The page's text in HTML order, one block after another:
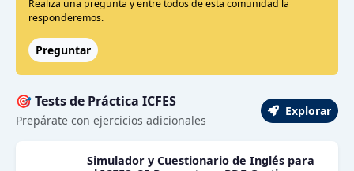
Realiza una pregunta y entre todos de esta comunidad la
responderemos.
Preguntar
🎯 Tests de Práctica ICFES
Prepárate con ejercicios adicionales
Explorar
Simulador y Cuestionario de Inglés para